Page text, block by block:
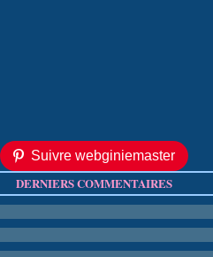
Suivre webginiemaster
DERNIERS COMMENTAIRES